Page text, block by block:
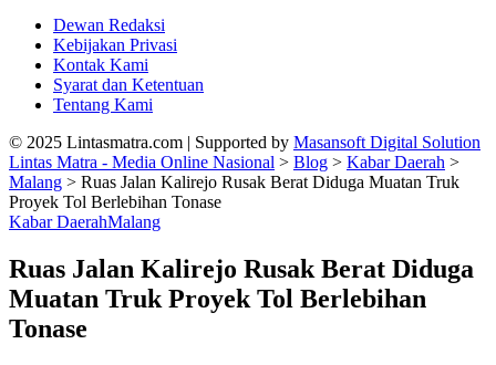
Dewan Redaksi
Kebijakan Privasi
Kontak Kami
Syarat dan Ketentuan
Tentang Kami
© 2025 Lintasmatra.com | Supported by Masansoft Digital Solution
Lintas Matra - Media Online Nasional > Blog > Kabar Daerah >
Malang > Ruas Jalan Kalirejo Rusak Berat Diduga Muatan Truk
Proyek Tol Berlebihan Tonase
Kabar DaerahMalang
Ruas Jalan Kalirejo Rusak Berat Diduga
Muatan Truk Proyek Tol Berlebihan
Tonase